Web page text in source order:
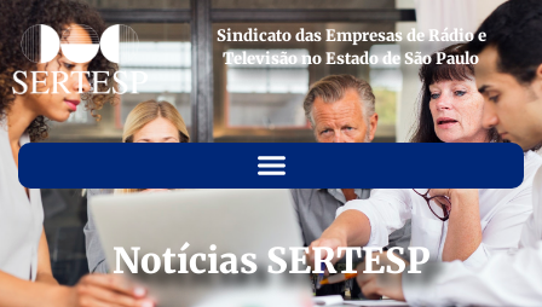
Sindicato das Empresas de Rádio e
Televisão no Estado de São Paulo
Notícias SERTESP